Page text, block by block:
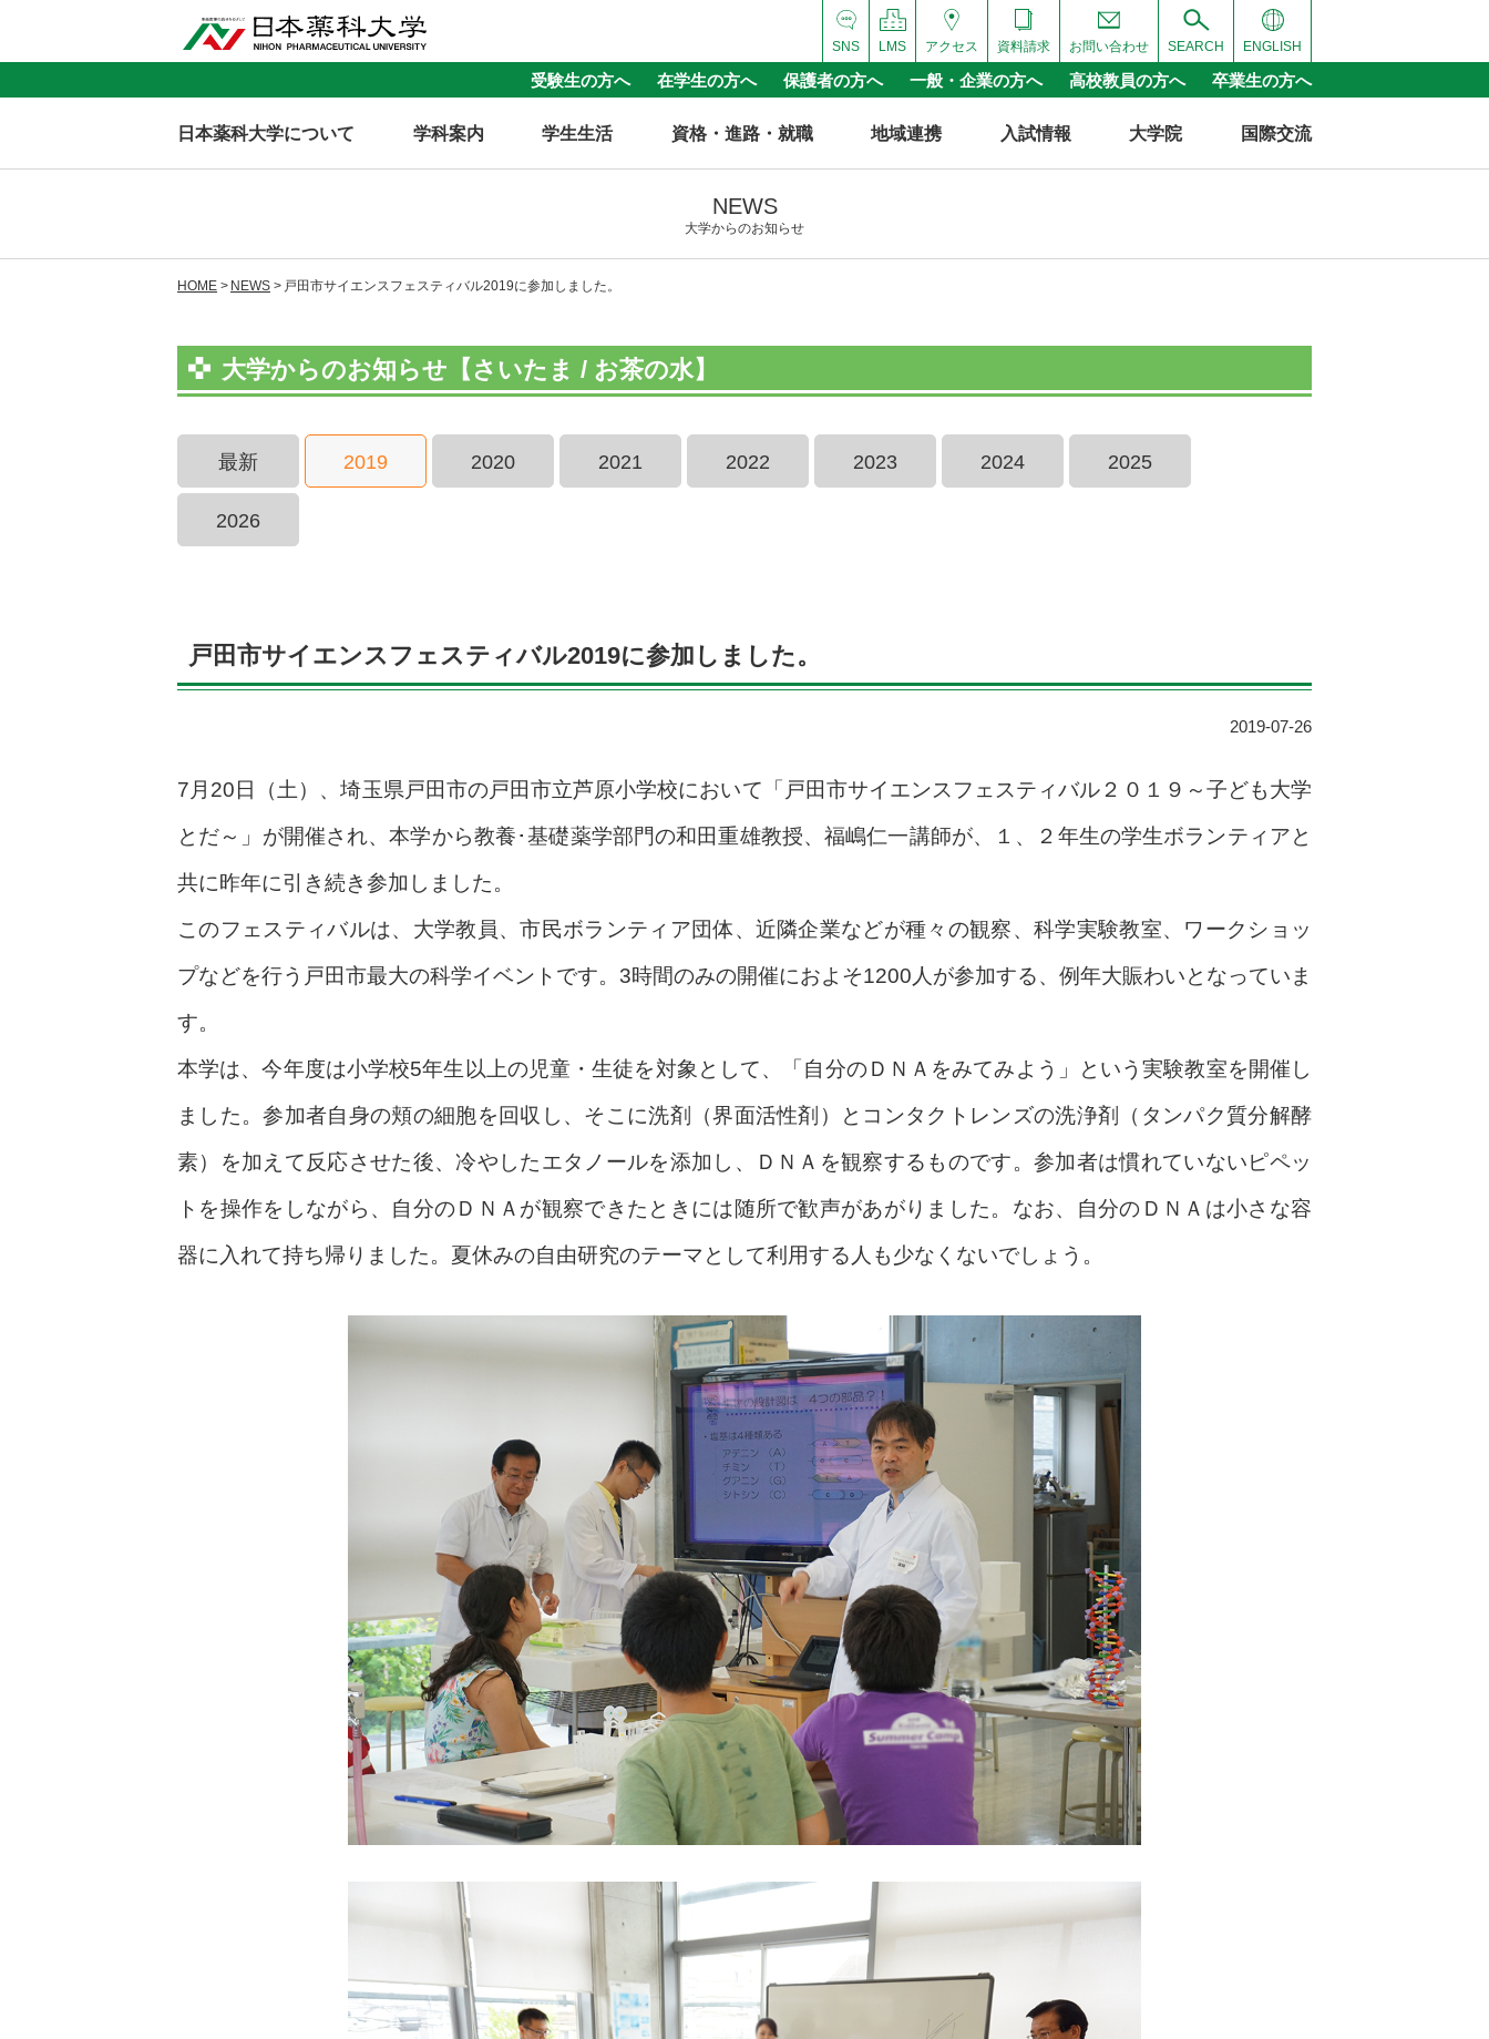
ENGLISH
SEARCH
お問い合わせ
資料請求
アクセス
LMS
SNS
受験生の方へ 在学生の方へ 保護者の方へ 一般・企業の方へ 高校教員の方へ 卒業生の方へ
日本薬科大学について 学科案内 学生生活 資格・進路・就職 地域連携 入試情報 大学院 国際交流
NEWS
大学からのお知らせ
HOME NEWS 戸田市サイエンスフェスティバル2019に参加しました。
大学からのお知らせ【さいたま / お茶の水】
最新 2019 2020 2021 2022 2023 2024 2025
2026
戸田市サイエンスフェスティバル2019に参加しました。
2019-07-26
7月20日（土）、埼玉県戸田市の戸田市立芦原小学校において「戸田市サイエンスフェスティバル２０１９～子ども大学
とだ～」が開催され、本学から教養･基礎薬学部門の和田重雄教授、福嶋仁一講師が、１、２年生の学生ボランティアと
共に昨年に引き続き参加しました。
このフェスティバルは、大学教員、市民ボランティア団体、近隣企業などが種々の観察、科学実験教室、ワークショッ
プなどを行う戸田市最大の科学イベントです。3時間のみの開催におよそ1200人が参加する、例年大賑わいとなっていま
す。
本学は、今年度は小学校5年生以上の児童・生徒を対象として、「自分のＤＮＡをみてみよう」という実験教室を開催し
ました。参加者自身の頬の細胞を回収し、そこに洗剤（界面活性剤）とコンタクトレンズの洗浄剤（タンパク質分解酵
素）を加えて反応させた後、冷やしたエタノールを添加し、ＤＮＡを観察するものです。参加者は慣れていないピペッ
トを操作をしながら、自分のＤＮＡが観察できたときには随所で歓声があがりました。なお、自分のＤＮＡは小さな容
器に入れて持ち帰りました。夏休みの自由研究のテーマとして利用する人も少なくないでしょう。